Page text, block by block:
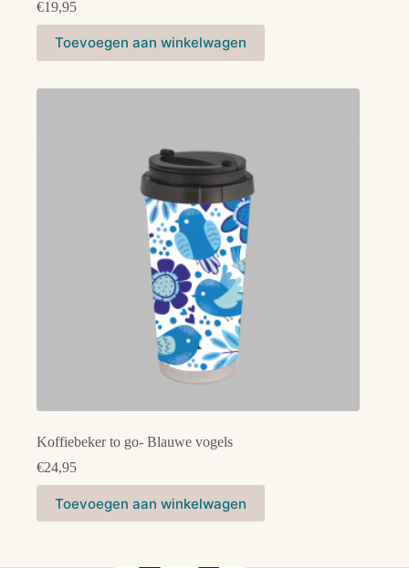
€19,95
Toevoegen aan winkelwagen
Koffiebeker to go- Blauwe vogels
€24,95
Toevoegen aan winkelwagen